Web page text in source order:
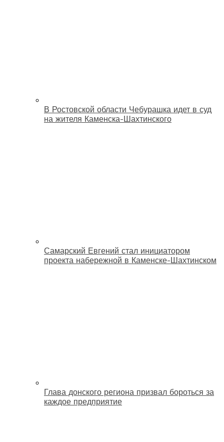
В Ростовской области Чебурашка идет в суд
на жителя Каменска-Шахтинского
Самарский Евгений стал инициатором
проекта набережной в Каменске-Шахтинском
Глава донского региона призвал бороться за
каждое предприятие